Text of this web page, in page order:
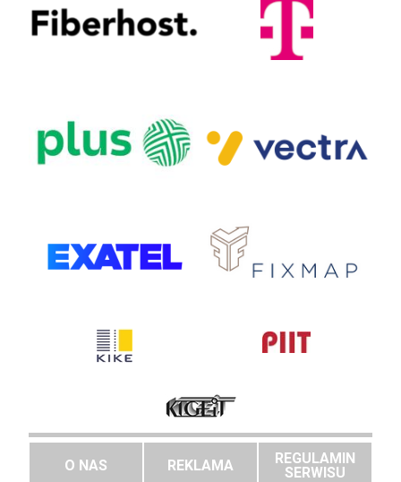
O NAS REKLAMA
REGULAMIN
SERWISU